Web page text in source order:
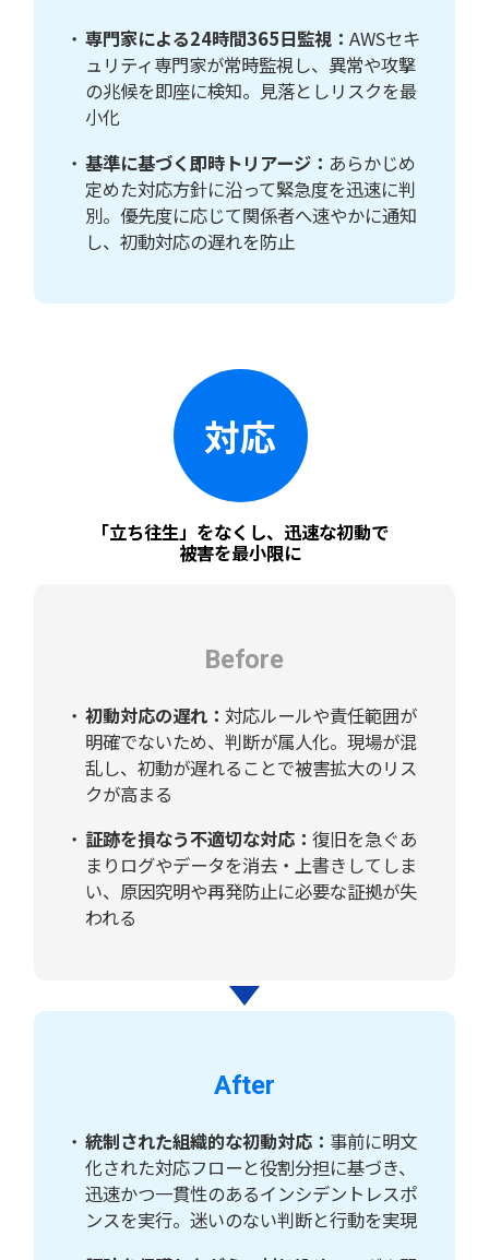
専門家による24時間365日監視：AWSセキ
ュリティ専門家が常時監視し、異常や攻撃
の兆候を即座に検知。見落としリスクを最
小化
基準に基づく即時トリアージ： あらかじめ
定めた対応方針に沿って緊急度を迅速に判
別。優先度に応じて関係者へ速やかに通知
し、初動対応の遅れを防止
対応
「立ち往生」をなくし、 迅速な初動で
被害を最小限に
Before
初動対応の遅れ：対応ルールや責任範囲が
明確でないため、判断が属人化。現場が混
乱し、初動が遅れることで被害拡大のリス
クが高まる
証跡を損なう不適切な対応：復旧を急ぐあ
まりログやデータを消去・上書きしてしま
い、原因究明や再発防止に必要な証拠が失
われる
After
統制された組織的な初動対応： 事前に明文
化された対応フローと役割分担に基づき、
迅速かつ一貫性のあるインシデントレスポ
ンスを実行。迷いのない判断と行動を実現